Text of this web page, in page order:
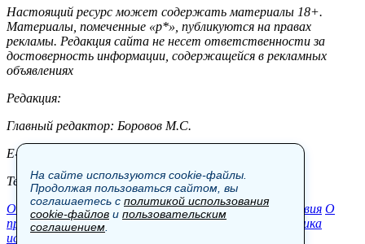
Настоящий ресурс может содержать материалы 18+.
Материалы, помеченные «р*», публикуются на правах
рекламы. Редакция сайта не несет ответственности за
достоверность информации, содержащейся в рекламных
объявлениях
Редакция:
Главный редактор: Боровов М.С.
E-mail: site@vestnik.net, reb.msk@yandex.ru
Тел.: +7 (921) 720-00-97
Общество Экономика Контакты В мире Происшествия О
проекте Шоу-бизнес Политика Пресс-релизы
Политика
использования cookie-файлов
На сайте используются cookie-файлы.
Продолжая пользоваться сайтом, вы
соглашаетесь с политикой использования
cookie-файлов и пользовательским
соглашением